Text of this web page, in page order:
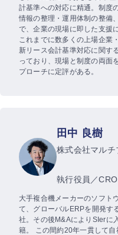
計基準への対応に精通。制度
情報の整理・運用体制の整備
で、企業の現場に即した支援
これまでに数多くの上場企業
新リース会計基準対応に関す
っており、現場と制度の両面
プローチに定評がある。
田中 良樹
株式会社マルチ
執行役員／CRO
大手複合機メーカーのソフト
て、グローバルERPを開発す
社。その後M&AによりSIerに
籍。 この間約20年一貫して